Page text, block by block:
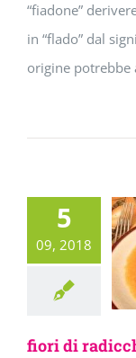
“fiadone”
in “flado” dal
origine potrebbe
5
09, 2018
fiori di